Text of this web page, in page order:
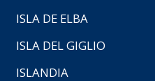
ISLA DE ELBA
ISLA DEL GIGLIO
ISLANDIA